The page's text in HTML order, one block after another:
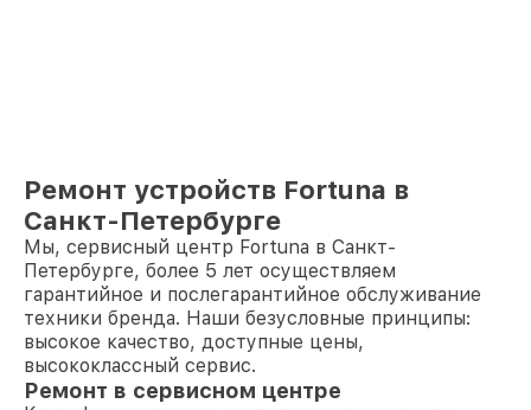
Ремонт устройств Fortuna в
Санкт-Петербурге
Мы, сервисный центр Fortuna в Санкт-
Петербурге, более 5 лет осуществляем
гарантийное и послегарантийное обслуживание
техники бренда. Наши безусловные принципы:
высокое качество, доступные цены,
высококлассный сервис.
Ремонт в сервисном центре